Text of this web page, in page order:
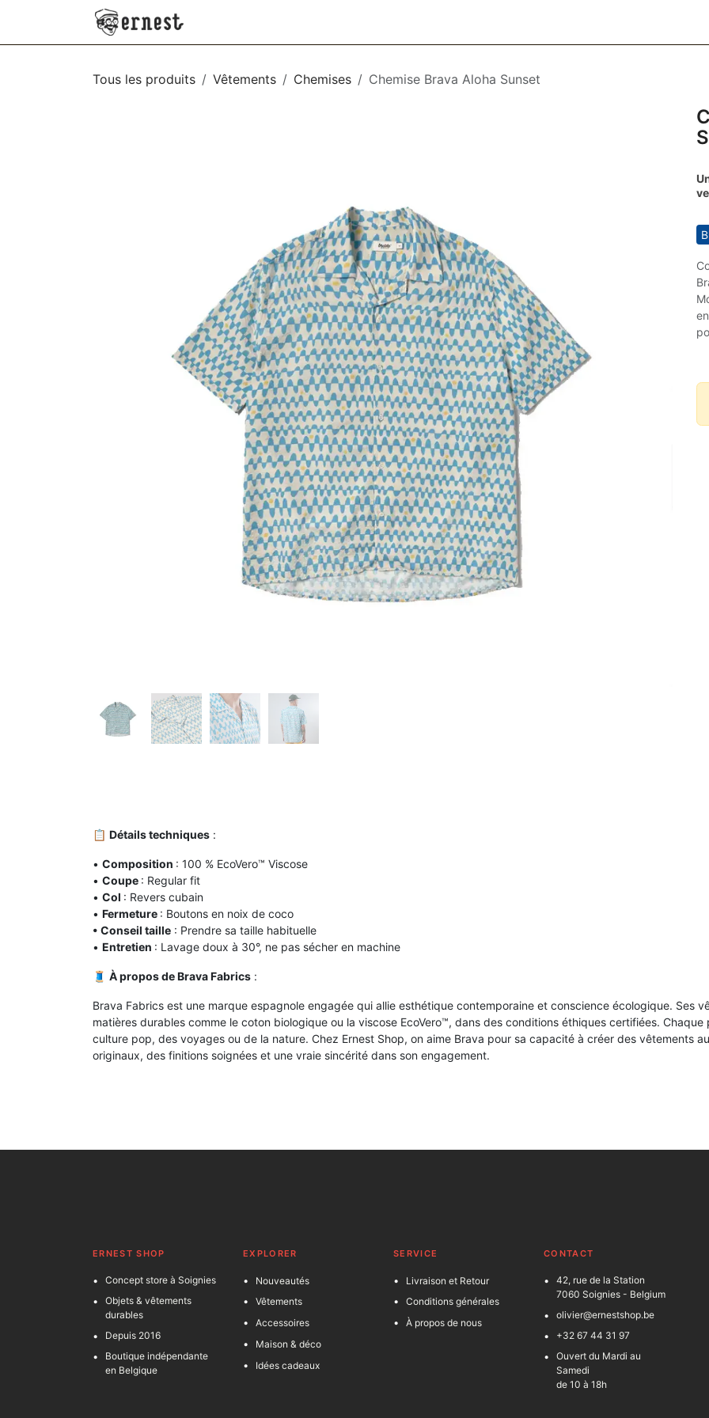
SE RENDRE AU CONTENU
Tous les produits Vêtements Chemises Chemise Brava Aloha Sunset
📋 Détails techniques :
• Composition : 100 % EcoVero™ Viscose
• Coupe : Regular fit
• Col : Revers cubain
• Fermeture : Boutons en noix de coco
• Conseil taille : Prendre sa taille habituelle
• Entretien : Lavage doux à 30°, ne pas sécher en machine
🧵 À propos de Brava Fabrics :
Brava Fabrics est une marque espagnole engagée qui allie esthétique contemporaine et conscience écologique. Ses
matières durables comme le coton biologique ou la viscose EcoVero™, dans des conditions éthiques certifiées.
culture pop, des voyages ou de la nature. Chez Ernest Shop, on aime Brava pour sa capacité à créer des vêtements
originaux, des finitions soignées et une vraie sincérité dans son engagement.
ERNEST SHOP
Concept store à Soignies
Objets & vêtements
durables
Depuis 2016
Boutique indépendante
en Belgique
EXPLORER
Nouveautés
Vêtements
Accessoires
Maison & déco
Idées cadeaux
SERVICE
Livraison et Retour
Conditions générales
À propos de nous
CONTACT
42, rue de la Station
7060 Soignies - Belgium
olivier@ernestshop.be
+32 67 44 31 97
Ouvert du Mardi au
Samedi
de 10 à 18h